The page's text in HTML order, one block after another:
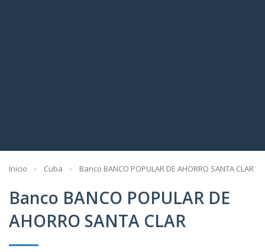
Inicio Cuba Banco BANCO POPULAR DE AHORRO SANTA CLAR
Banco BANCO POPULAR DE
AHORRO SANTA CLAR